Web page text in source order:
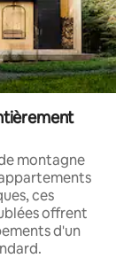
montagne
ces
offrent
d'un